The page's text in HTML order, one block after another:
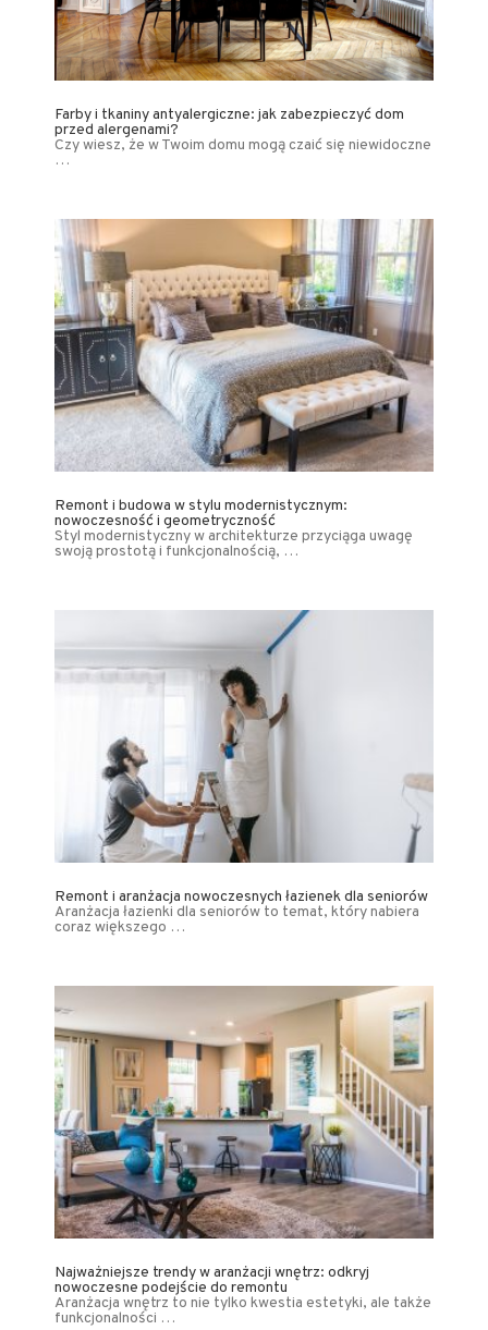
Farby i tkaniny antyalergiczne: jak zabezpieczyć dom
przed alergenami?
Czy wiesz, że w Twoim domu mogą czaić się niewidoczne
…
Remont i budowa w stylu modernistycznym:
nowoczesność i geometryczność
Styl modernistyczny w architekturze przyciąga uwagę
swoją prostotą i funkcjonalnością, …
Remont i aranżacja nowoczesnych łazienek dla seniorów
Aranżacja łazienki dla seniorów to temat, który nabiera
coraz większego …
Najważniejsze trendy w aranżacji wnętrz: odkryj
nowoczesne podejście do remontu
Aranżacja wnętrz to nie tylko kwestia estetyki, ale także
funkcjonalności …